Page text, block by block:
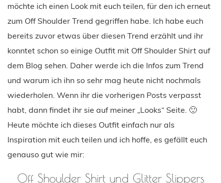
möchte ich einen Look mit euch teilen, für den ich erneut
zum Off Shoulder Trend gegriffen habe. Ich habe euch
bereits zuvor etwas über diesen Trend erzählt und ihr
konntet schon so einige Outfit mit Off Shoulder Shirt auf
dem Blog sehen. Daher werde ich die Infos zum Trend
und warum ich ihn so sehr mag heute nicht nochmals
wiederholen. Wenn ihr die vorherigen Posts verpasst
habt, dann findet ihr sie auf meiner „Looks“ Seite. 🙂
Heute möchte ich dieses Outfit einfach nur als
Inspiration mit euch teilen und ich hoffe, es gefällt euch
genauso gut wie mir:
Off Shoulder Shirt und Glitter Slippers